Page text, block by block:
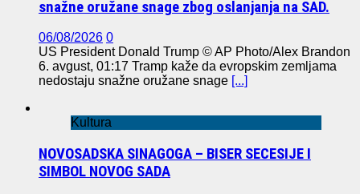
snažne oružane snage zbog oslanjanja na SAD.
06/08/2026 0
US President Donald Trump © AP Photo/Alex Brandon
6. avgust, 01:17 Tramp kaže da evropskim zemljama
nedostaju snažne oružane snage [...]
Kultura
NOVOSADSKA SINAGOGA – BISER SECESIJE I
SIMBOL NOVOG SADA